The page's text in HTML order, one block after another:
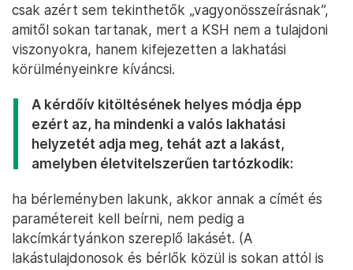
csak azért sem tekinthetők „vagyonösszeírásnak”,
amitől sokan tartanak, mert a KSH nem a tulajdoni
viszonyokra, hanem kifejezetten a lakhatási
körülményeinkre kíváncsi.
A kérdőív kitöltésének helyes módja épp
ezért az, ha mindenki a valós lakhatási
helyzetét adja meg, tehát azt a lakást,
amelyben életvitelszerűen tartózkodik:
ha bérleményben lakunk, akkor annak a címét és
paramétereit kell beírni, nem pedig a
lakcímkártyánkon szereplő lakásét. (A
lakástulajdonosok és bérlők közül is sokan attól is